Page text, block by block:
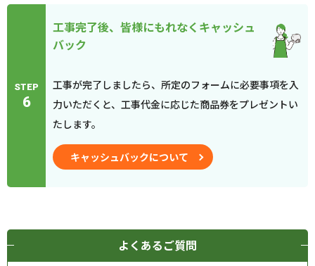
STEP
6
工事完了後、皆様にもれなくキャッシュ
バック
工事が完了しましたら、所定のフォームに必要事項を入
力いただくと、工事代金に応じた商品券をプレゼントい
たします。
キャッシュバックについて
よくあるご質問